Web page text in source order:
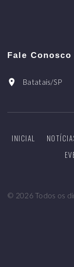
Fale Conosco
Batatais/SP
INICIAL
© 2026 Todos os